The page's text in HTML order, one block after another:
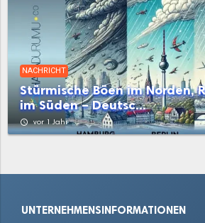
Lehe Leherheide
Mitte Neustadt
Obervieland Osterholz
Schwachhausen Seehausen
NACHRICHT
Stürmische Böen im Norden,
im Süden – Deutsc...
access_time vor 1 Jahr
UNTERNEHMENSINFORMATIONEN